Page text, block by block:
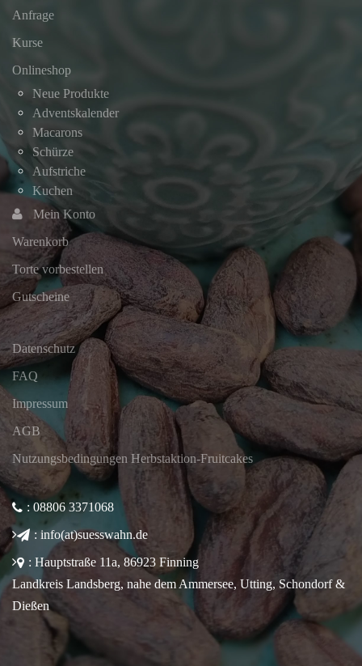
Anfrage
Kurse
Onlineshop
Neue Produkte
Adventskalender
Macarons
Schürze
Aufstriche
Kuchen
Mein Konto
Warenkorb
Torte vorbestellen
Gutscheine
Datenschutz
FAQ
Impressum
AGB
Nutzungsbedingungen Herbstaktion-Fruitcakes
: 08806 3371068
: info(at)suesswahn.de
: Hauptstraße 11a, 86923 Finning
Landkreis Landsberg, nahe dem Ammersee, Utting, Schondorf &
Dießen